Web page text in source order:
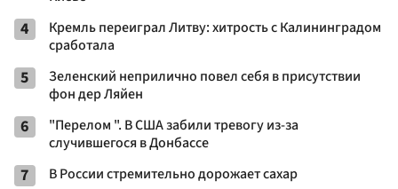
4
Кремль переиграл Литву: хитрость с Калининградом
сработала
5
Зеленский неприлично повел cебя в присутствии
фон дер Ляйен
6
"Перелом ". В США забили тревогу из-за
случившегося в Донбассе
7 В России стремительно дорожает сахар